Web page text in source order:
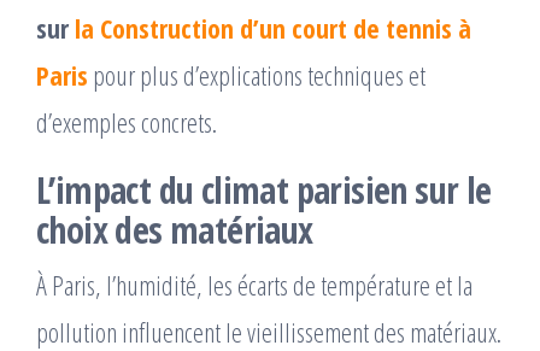
sur la Construction d’un court de tennis à
Paris pour plus d’explications techniques et
d’exemples concrets.
L’impact du climat parisien sur le
choix des matériaux
À Paris, l’humidité, les écarts de température et la
pollution influencent le vieillissement des matériaux.